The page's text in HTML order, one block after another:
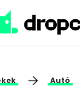
Autó